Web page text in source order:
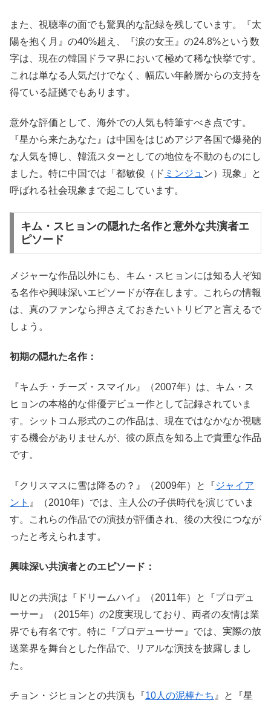
また、視聴率の面でも驚異的な記録を残しています。『太
陽を抱く月』の40%超え、『涙の女王』の24.8%という数
字は、現在の韓国ドラマ界において極めて稀な快挙です。
これは単なる人気だけでなく、幅広い年齢層からの支持を
得ている証拠でもあります。
意外な評価として、海外での人気も特筆すべき点です。
『星から来たあなた』は中国をはじめアジア各国で爆発的
な人気を博し、韓流スターとしての地位を不動のものにし
ました。特に中国では「都敏俊（ド ミンジュ ン）現象」と
呼ばれる社会現象まで起こしています。
キム・スヒョンの隠れた名作と意外な共演者エ
ピソード
メジャーな作品以外にも、キム・スヒョンには知る人ぞ知
る名作や興味深いエピソードが存在します。これらの情報
は、真のファンなら押さえておきたいトリビアと言えるで
しょう。
初期の隠れた名作：
『キムチ・チーズ・スマイル』（2007年）は、キム・ス
ヒョンの本格的な俳優デビュー作として記録されていま
す。シットコム形式のこの作品は、現在ではなかなか視聴
する機会がありませんが、彼の原点を知る上で貴重な作品
です。
『クリスマスに雪は降るの？』（2009年）と『ジャイア
ント 』（2010年）では、主人公の子供時代を演じていま
す。これらの作品での演技が評価され、後の大役につなが
ったと考えられます。
興味深い共演者とのエピソード：
IUとの共演は『ドリームハイ』（2011年）と『プロデュ
ーサー』（2015年）の2度実現しており、両者の友情は業
界でも有名です。特に『プロデューサー』では、実際の放
送業界を舞台とした作品で、リアルな演技を披露しまし
た。
チョン・ジヒョンとの共演も『10人の泥棒たち 』と『星